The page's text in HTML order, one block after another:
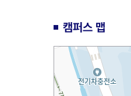
캠퍼스 맵